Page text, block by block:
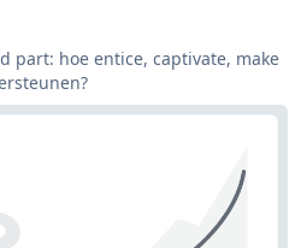
part: hoe entice, captivate, make